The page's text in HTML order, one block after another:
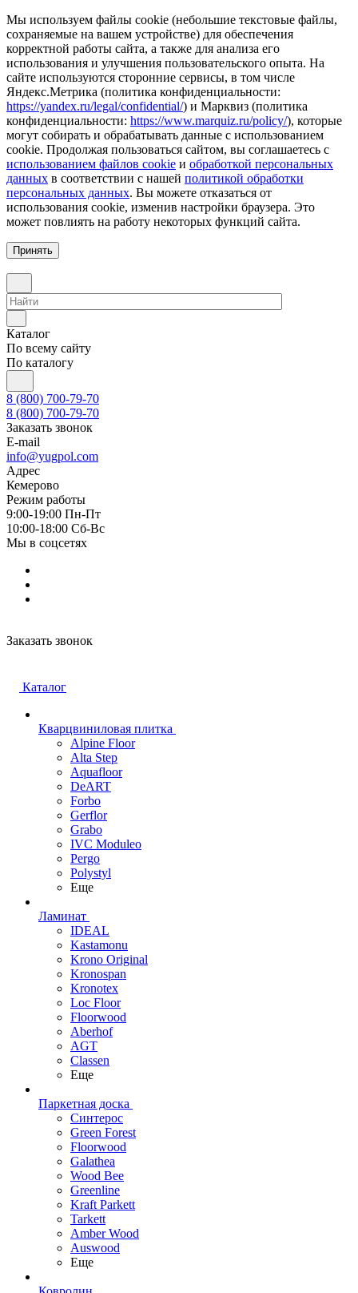
Мы используем файлы cookie (небольшие текстовые файлы,
сохраняемые на вашем устройстве) для обеспечения
корректной работы сайта, а также для анализа его
использования и улучшения пользовательского опыта. На
сайте используются сторонние сервисы, в том числе
Яндекс.Метрика (политика конфиденциальности:
https://yandex.ru/legal/confidential/) и Марквиз (политика
конфиденциальности: https://www.marquiz.ru/policy/), которые
могут собирать и обрабатывать данные с использованием
cookie. Продолжая пользоваться сайтом, вы соглашаетесь с
использованием файлов cookie и обработкой персональных
данных в соответствии с нашей политикой обработки
персональных данных. Вы можете отказаться от
использования cookie, изменив настройки браузера. Это
может повлиять на работу некоторых функций сайта.
Принять
Каталог
По всему сайту
По каталогу
8 (800) 700-79-70
8 (800) 700-79-70
Заказать звонок
E-mail
info@yugpol.com
Адрес
Кемерово
Режим работы
9:00-19:00 Пн-Пт
10:00-18:00 Cб-Вс
Мы в соцсетях
Заказать звонок
Каталог
Кварцвиниловая плитка
Alpine Floor
Alta Step
Aquafloor
DeART
Forbo
Gerflor
Grabo
IVC Moduleo
Pergo
Polystyl
Еще
Ламинат
IDEAL
Kastamonu
Krono Original
Kronospan
Kronotex
Loc Floor
Floorwood
Aberhof
AGT
Classen
Еще
Паркетная доска
Синтерос
Green Forest
Floorwood
Galathea
Wood Bee
Greenline
Kraft Parkett
Tarkett
Amber Wood
Auswood
Еще